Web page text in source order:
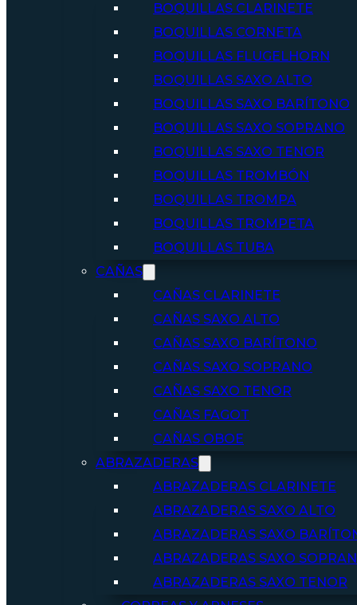
BOQUILLAS CLARINETE
BOQUILLAS CORNETA
BOQUILLAS FLUGELHORN
BOQUILLAS SAXO ALTO
BOQUILLAS SAXO BARÍTONO
BOQUILLAS SAXO SOPRANO
BOQUILLAS SAXO TENOR
BOQUILLAS TROMBÓN
BOQUILLAS TROMPA
BOQUILLAS TROMPETA
BOQUILLAS TUBA
CAÑAS
CAÑAS CLARINETE
CAÑAS SAXO ALTO
CAÑAS SAXO BARÍTONO
CAÑAS SAXO SOPRANO
CAÑAS SAXO TENOR
CAÑAS FAGOT
CAÑAS OBOE
ABRAZADERAS
ABRAZADERAS CLARINETE
ABRAZADERAS SAXO ALTO
ABRAZADERAS SAXO
ABRAZADERAS SAXO
ABRAZADERAS SAXO TENOR